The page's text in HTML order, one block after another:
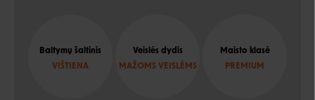
Baltymų šaltinis
VIŠTIENA
Veislės dydis
MAŽOMS VEISLĖMS
Maisto klasė
PREMIUM